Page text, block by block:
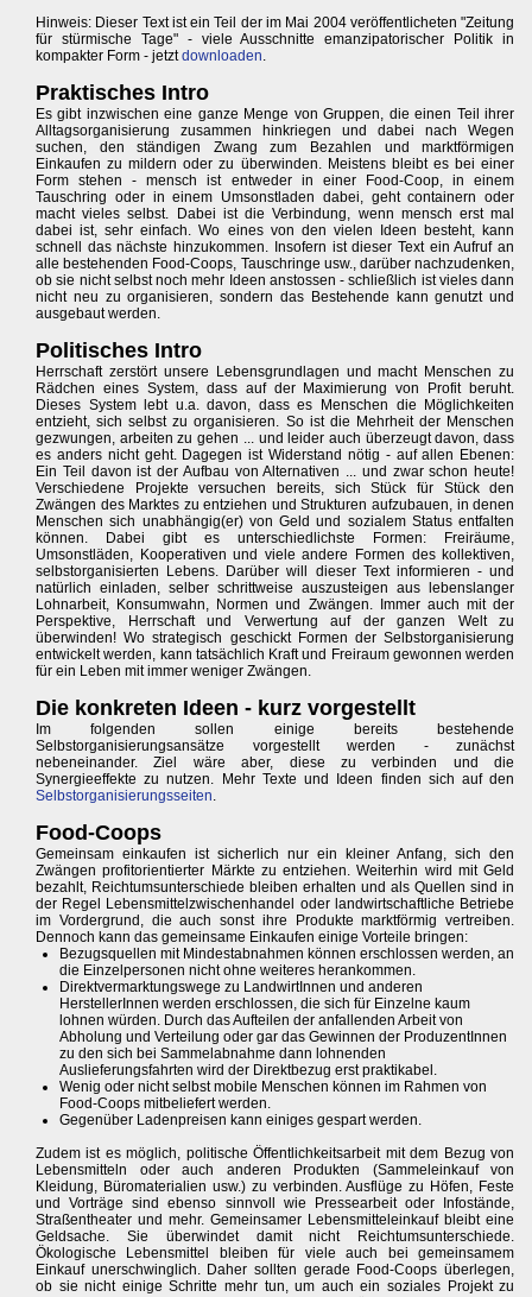
Hinweis: Dieser Text ist ein Teil der im Mai 2004 veröffentlicheten "Zeitung
für stürmische Tage" - viele Ausschnitte emanzipatorischer Politik in
kompakter Form - jetztdownloaden.
Praktisches Intro
Es gibt inzwischen eine ganze Menge von Gruppen, die einen Teil ihrer
Alltagsorganisierung zusammen hinkriegen und dabei nach Wegen
suchen, den ständigen Zwang zum Bezahlen und marktförmigen
Einkaufen zu mildern oder zu überwinden. Meistens bleibt es bei einer
Form stehen - mensch ist entweder in einer Food-Coop, in einem
Tauschring oder in einem Umsonstladen dabei, geht containern oder
macht vieles selbst. Dabei ist die Verbindung, wenn mensch erst mal
dabei ist, sehr einfach. Wo eines von den vielen Ideen besteht, kann
schnell das nächste hinzukommen. Insofern ist dieser Text ein Aufruf an
alle bestehenden Food-Coops, Tauschringe usw., darüber nachzudenken,
ob sie nicht selbst noch mehr Ideen anstossen - schließlich ist vieles dann
nicht neu zu organisieren, sondern das Bestehende kann genutzt und
ausgebaut werden.
Politisches Intro
Herrschaft zerstört unsere Lebensgrundlagen und macht Menschen zu
Rädchen eines System, dass auf der Maximierung von Profit beruht.
Dieses System lebt u.a. davon, dass es Menschen die Möglichkeiten
entzieht, sich selbst zu organisieren. So ist die Mehrheit der Menschen
gezwungen, arbeiten zu gehen ... und leider auch überzeugt davon, dass
es anders nicht geht. Dagegen ist Widerstand nötig - auf allen Ebenen:
Ein Teil davon ist der Aufbau von Alternativen ... und zwar schon heute!
Verschiedene Projekte versuchen bereits, sich Stück für Stück den
Zwängen des Marktes zu entziehen und Strukturen aufzubauen, in denen
Menschen sich unabhängig(er) von Geld und sozialem Status entfalten
können. Dabei gibt es unterschiedlichste Formen: Freiräume,
Umsonstläden, Kooperativen und viele andere Formen des kollektiven,
selbstorganisierten Lebens. Darüber will dieser Text informieren - und
natürlich einladen, selber schrittweise auszusteigen aus lebenslanger
Lohnarbeit, Konsumwahn, Normen und Zwängen. Immer auch mit der
Perspektive, Herrschaft und Verwertung auf der ganzen Welt zu
überwinden! Wo strategisch geschickt Formen der Selbstorganisierung
entwickelt werden, kann tatsächlich Kraft und Freiraum gewonnen werden
für ein Leben mit immer weniger Zwängen.
Die konkreten Ideen - kurz vorgestellt
Im folgenden sollen einige bereits bestehende
Selbstorganisierungsansätze vorgestellt werden - zunächst
nebeneinander. Ziel wäre aber, diese zu verbinden und die
Synergieeffekte zu nutzen. Mehr Texte und Ideen finden sich auf den
Selbstorganisierungsseiten.
Food-Coops
Gemeinsam einkaufen ist sicherlich nur ein kleiner Anfang, sich den
Zwängen profitorientierter Märkte zu entziehen. Weiterhin wird mit Geld
bezahlt, Reichtumsunterschiede bleiben erhalten und als Quellen sind in
der Regel Lebensmittelzwischenhandel oder landwirtschaftliche Betriebe
im Vordergrund, die auch sonst ihre Produkte marktförmig vertreiben.
Dennoch kann das gemeinsame Einkaufen einige Vorteile bringen:
Bezugsquellen mit Mindestabnahmen können erschlossen werden, an
die Einzelpersonen nicht ohne weiteres herankommen.
Direktvermarktungswege zu LandwirtInnen und anderen
HerstellerInnen werden erschlossen, die sich für Einzelne kaum
lohnen würden. Durch das Aufteilen der anfallenden Arbeit von
Abholung und Verteilung oder gar das Gewinnen der ProduzentInnen
zu den sich bei Sammelabnahme dann lohnenden
Auslieferungsfahrten wird der Direktbezug erst praktikabel.
Wenig oder nicht selbst mobile Menschen können im Rahmen von
Food-Coops mitbeliefert werden.
Gegenüber Ladenpreisen kann einiges gespart werden.
Zudem ist es möglich, politische Öffentlichkeitsarbeit mit dem Bezug von
Lebensmitteln oder auch anderen Produkten (Sammeleinkauf von
Kleidung, Büromaterialien usw.) zu verbinden. Ausflüge zu Höfen, Feste
und Vorträge sind ebenso sinnvoll wie Pressearbeit oder Infostände,
Straßentheater und mehr. Gemeinsamer Lebensmitteleinkauf bleibt eine
Geldsache. Sie überwindet damit nicht Reichtumsunterschiede.
Ökologische Lebensmittel bleiben für viele auch bei gemeinsamem
Einkauf unerschwinglich. Daher sollten gerade Food-Coops überlegen,
ob sie nicht einige Schritte mehr tun, um auch ein soziales Projekt zu